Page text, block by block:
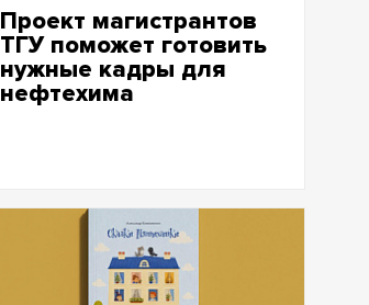
Проект магистрантов
ТГУ поможет готовить
нужные кадры для
нефтехима